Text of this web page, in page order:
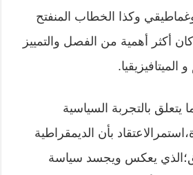
وكذا الخطاب المنفتح
أكثر أهمية من الفصل والتمييز
الميتافيزيقيا.
بالتجربة السياسية
بأن الديمقراطية
يعكس ويجسد سياسة